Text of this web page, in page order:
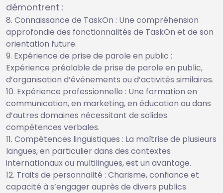
démontrent :
Connaissance de TaskOn : Une compréhension
approfondie des fonctionnalités de TaskOn et de son
orientation future.
Expérience de prise de parole en public :
Expérience préalable de prise de parole en public,
d’organisation d’événements ou d’activités similaires.
Expérience professionnelle : Une formation en
communication, en marketing, en éducation ou dans
d’autres domaines nécessitant de solides
compétences verbales.
Compétences linguistiques : La maîtrise de plusieurs
langues, en particulier dans des contextes
internationaux ou multilingues, est un avantage.
Traits de personnalité : Charisme, confiance et
capacité à s’engager auprès de divers publics.